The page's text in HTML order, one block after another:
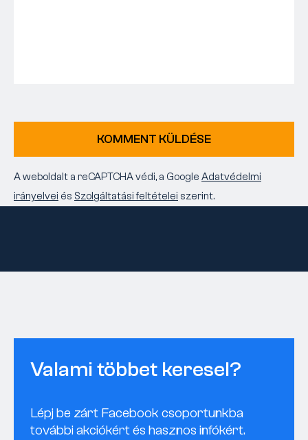
KOMMENT KÜLDÉSE
A weboldalt a reCAPTCHA védi, a Google Adatvédelmi
irányelvei és Szolgáltatási feltételei szerint.
Valami többet keresel?
Lépj be zárt Facebook csoportunkba
további akciókért és hasznos infókért.